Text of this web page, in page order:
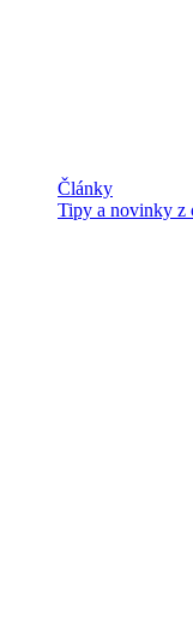
Články
Tipy a novinky z